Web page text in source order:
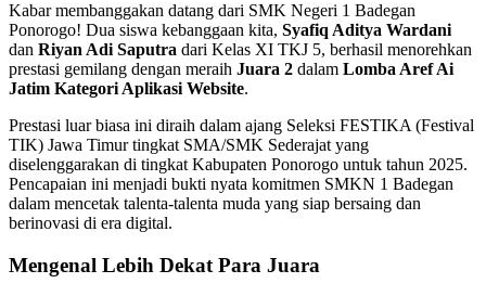
Kabar membanggakan datang dari SMK Negeri 1 Badegan
Ponorogo! Dua siswa kebanggaan kita, Syafiq Aditya Wardani
dan Riyan Adi Saputra dari Kelas XI TKJ 5, berhasil menorehkan
prestasi gemilang dengan meraih Juara 2 dalam Lomba Aref Ai
Jatim Kategori Aplikasi Website.
Prestasi luar biasa ini diraih dalam ajang Seleksi FESTIKA (Festival
TIK) Jawa Timur tingkat SMA/SMK Sederajat yang
diselenggarakan di tingkat Kabupaten Ponorogo untuk tahun 2025.
Pencapaian ini menjadi bukti nyata komitmen SMKN 1 Badegan
dalam mencetak talenta-talenta muda yang siap bersaing dan
berinovasi di era digital.
Mengenal Lebih Dekat Para Juara